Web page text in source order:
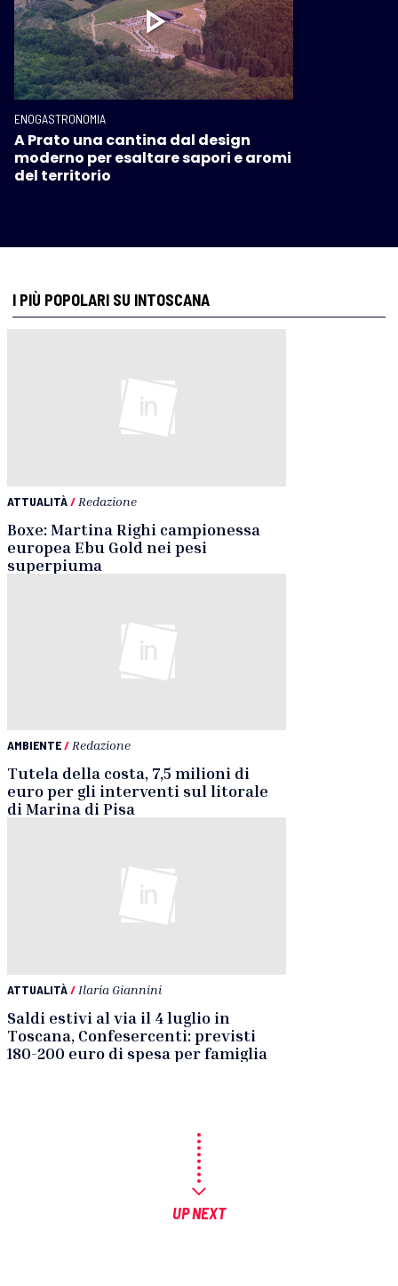
ENOGASTRONOMIA
A Prato una cantina dal design
moderno per esaltare sapori e aromi
del territorio
I PIÙ POPOLARI SU INTOSCANA
ATTUALITÀ/ Redazione
Boxe: Martina Righi campionessa
europea Ebu Gold nei pesi
superpiuma
AMBIENTE/ Redazione
Tutela della costa, 7,5 milioni di
euro per gli interventi sul litorale
di Marina di Pisa
ATTUALITÀ/ Ilaria Giannini
Saldi estivi al via il 4 luglio in
Toscana, Confesercenti: previsti
180-200 euro di spesa per famiglia
UP NEXT